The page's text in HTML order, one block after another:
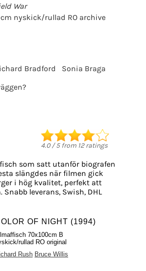
War
nyskick/rullad RO archive
Bradford
Sonia Braga
4.0/5from 12ratings
som satt utanför biografen
slängdes när filmen gick
i hög kvalitet, perfekt att
leverans, Swish, DHL
OF NIGHT (1994)
70x100cm B
rullad RO original
Rush Bruce Willis